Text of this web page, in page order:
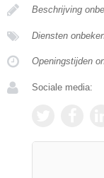
Beschrijving
Diensten
Openingstijden
Sociale media: